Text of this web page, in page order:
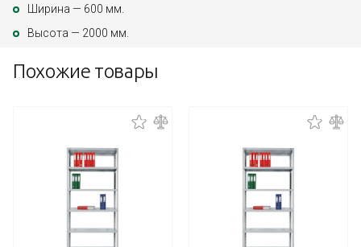
Ширина — 600 мм.
Высота — 2000 мм.
Похожие товары